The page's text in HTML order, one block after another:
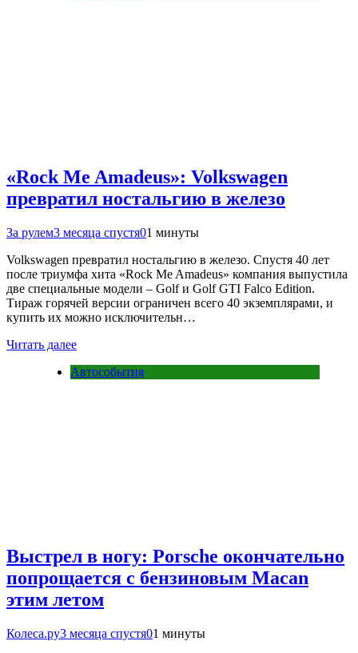
«Rock Me Amadeus»: Volkswagen
превратил ностальгию в железо
За рулем3 месяца спустя01 минуты
Volkswagen превратил ностальгию в железо. Спустя 40 лет
после триумфа хита «Rock Me Amadeus» компания выпустила
две специальные модели – Golf и Golf GTI Falco Edition.
Тираж горячей версии ограничен всего 40 экземплярами, и
купить их можно исключительн…
Читать далее
Автособытия
Выстрел в ногу: Porsche окончательно
попрощается с бензиновым Macan
этим летом
Колеса.ру3 месяца спустя01 минуты